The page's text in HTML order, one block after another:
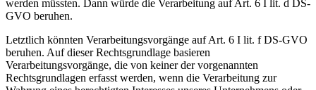
werden müssten. Dann würde die Verarbeitung auf Art. 6 I lit. d DS-
GVO beruhen.
Letztlich könnten Verarbeitungsvorgänge auf Art. 6 I lit. f DS-GVO
beruhen. Auf dieser Rechtsgrundlage basieren
Verarbeitungsvorgänge, die von keiner der vorgenannten
Rechtsgrundlagen erfasst werden, wenn die Verarbeitung zur